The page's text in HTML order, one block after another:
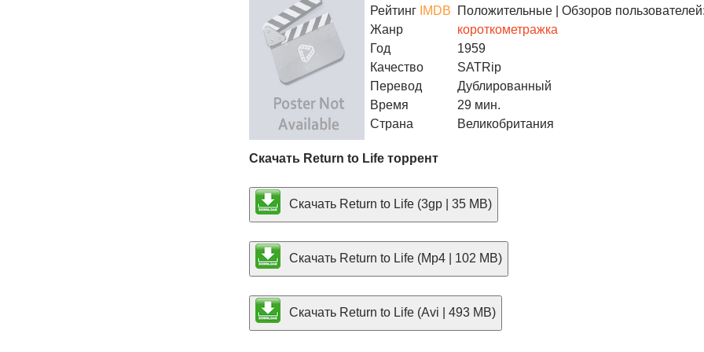
Рейтинг IMDB Положительные | Обзоров
Жанр
короткометражка
Год
1959
Качество
SATRip
Перевод
Дублированный
Время
29 мин.
Страна
Великобритания
Скачать Return to Life торрент
Скачать Return to Life (3gp | 35 MB)
Скачать Return to Life (Mp4 | 102 MB)
Скачать Return to Life (Avi | 493 MB)